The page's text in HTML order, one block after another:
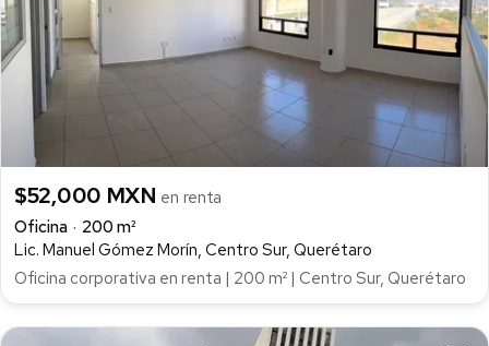
$52,000 MXN en renta
Oficina
200 m²
Lic. Manuel Gómez Morín, Centro Sur, Querétaro
Oficina corporativa en renta | 200 m² | Centro Sur, Querétaro